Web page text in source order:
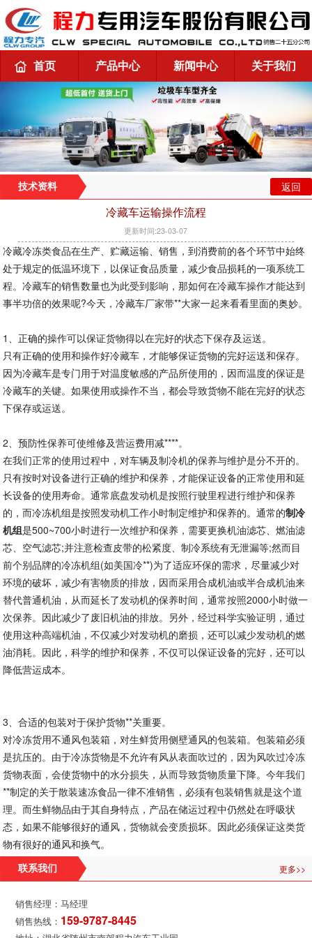
首页 产品中心 新闻中心 关于我们
技术资料 返回
冷藏车运输操作流程
更新时间:23-03-07
冷藏冷冻类食品在生产、贮藏运输、销售，到消费前的各个环节中始终
处于规定的低温环境下，以保证食品质量，减少食品损耗的一项系统工
程。冷藏车的销售数量也为此受到影响，那如何在冷藏车操作才能达到
事半功倍的效果呢?今天，冷藏车厂家带**大家一起来看看里面的奥妙。
1、正确的操作可以保证货物得以在完好的状态下保存及运送。
只有正确的使用和操作好冷藏车，才能够保证货物的完好运送和保存。
因为冷藏车是专门用于对温度敏感的产品所使用的，因而温度的保证是
冷藏车的关键。如果使用或操作不当，都会导致货物不能在完好的状态
下保存或运送。
2、预防性保养可使维修及营运费用减****。
在我们正常的使用过程中，对车辆及制冷机的保养与维护是分不开的。
只有按时对设备进行正确的维护和保养，才能保证设备的正常使用和延
长设备的使用寿命。通常底盘发动机是按照行驶里程进行维护和保养
的，而冷冻机组是按照发动机工作小时制定维护和保养的。通常的制冷
机组是500~700小时进行一次维护和保养，需要更换机油滤芯、燃油滤
芯、空气滤芯;并注意检查皮带的松紧度、制冷系统有无泄漏等;然而目
前个别品牌的冷冻机组(如美国冷**)为了适应环保的需求，尽量减少对
环境的破坏，减少有害物质的排放，因而采用合成机油或半合成机油来
替代普通机油，从而延长了发动机的保养时间，通常按照2000小时做一
次保养。因此减少了废旧机油的排放。另外，经过科学实验证明，通过
使用这种高端机油，不仅减少对发动机的磨损，还可以减少发动机的燃
油消耗。因此，科学的维护和保养，不仅可以保证设备的完好，还可以
降低营运成本。
3、合适的包装对于保护货物**关重要。
对冷冻货用不通风包装箱，对生鲜货用侧壁通风的包装箱。包装箱必须
是抗压的。由于冷冻货物是不允许有风从表面吹过的，因为风吹过冷冻
货物表面，会使货物中的水分损失，从而导致货物质量下降。今年我们
**制定的关于散装速冻食品一律不准销售，必须有包装销售就是这个道
理。而生鲜物品由于其自身特点，产品在储运过程中仍然处在呼吸状
态，如果不能够很好的通风，货物就会变质损坏。因此必须保证这类货
物有很好的通风和换气。
联系我们 更多>>
销售经理：马经理
销售热线： 159-9787-8445